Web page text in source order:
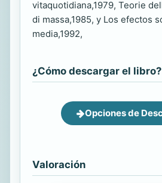
vitaquotidiana,1979, Teorie
di massa,1985, y Los efectos
media,1992,
¿Cómo descargar el libro?
Opciones de
Valoración